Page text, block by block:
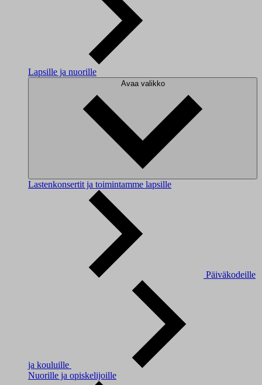
Lapsille ja nuorille
Avaa valikko
Lastenkonsertit ja toimintamme lapsille
Päiväkodeille
ja kouluille
Nuorille ja opiskelijoille